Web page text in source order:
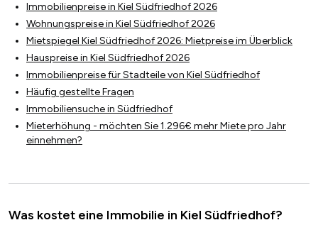
Immobilienpreise in Kiel Südfriedhof 2026
Wohnungspreise in Kiel Südfriedhof 2026
Mietspiegel Kiel Südfriedhof 2026: Mietpreise im Überblick
Hauspreise in Kiel Südfriedhof 2026
Immobilienpreise für Stadteile von Kiel Südfriedhof
Häufig gestellte Fragen
Immobiliensuche in Südfriedhof
Mieterhöhung - möchten Sie 1.296€ mehr Miete pro Jahr
einnehmen?
Was kostet eine Immobilie in Kiel Südfriedhof?